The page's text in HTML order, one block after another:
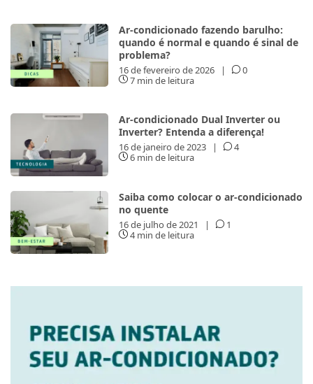
Ar-condicionado fazendo barulho:
quando é normal e quando é sinal de
problema?
16 de fevereiro de 2026 |
0
7 min de leitura
Ar-condicionado Dual Inverter ou
Inverter? Entenda a diferença!
16 de janeiro de 2023 |
4
6 min de leitura
Saiba como colocar o ar-condicionado
no quente
16 de julho de 2021 |
1
4 min de leitura